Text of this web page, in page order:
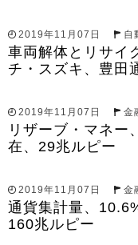
2019年11月07日 自
車両解体とリサイ
チ・スズキ、豊田
2019年11月07日 金
リザーブ・マネー
在、29兆ルピー
2019年11月07日 金
通貨集計量、
160兆ルピー